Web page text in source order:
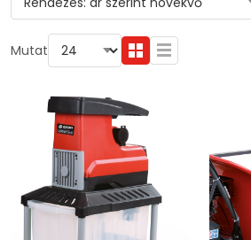
Mutat